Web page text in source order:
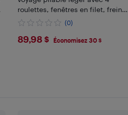
roulettes, fenêtres en filet, frein,
coussin amovible, plateau de
(0)
$89.98
89,98 $ Économisez 30 $